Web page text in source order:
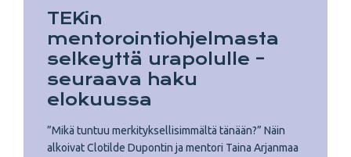
TEKin
mentorointiohjelmasta
selkeyttä urapolulle –
seuraava haku
elokuussa
”Mikä tuntuu merkityksellisimmältä tänään?” Näin
alkoivat Clotilde Dupontin ja mentori Taina Arjanmaa